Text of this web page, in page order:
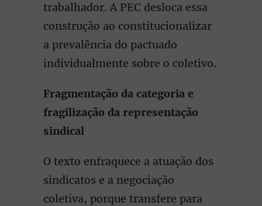
trabalhador. A PEC desloca essa
construção ao constitucionalizar
a prevalência do pactuado
individualmente sobre o coletivo.
Fragmentação da categoria e
fragilização da representação
sindical
O texto enfraquece a atuação dos
sindicatos e a negociação
coletiva, porque transfere para